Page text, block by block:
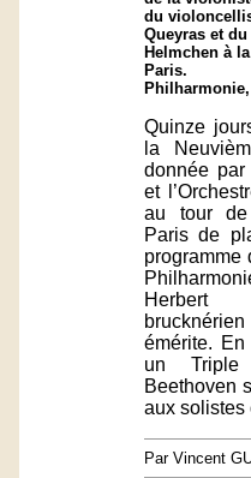
du
Queyras et
Helmchen à
Paris.
Quinze
la
donnée par
et
au tour de
Paris de
programme
Herbert
émérite. En
un Triple
Beethoven
aux solistes
Par Vincent